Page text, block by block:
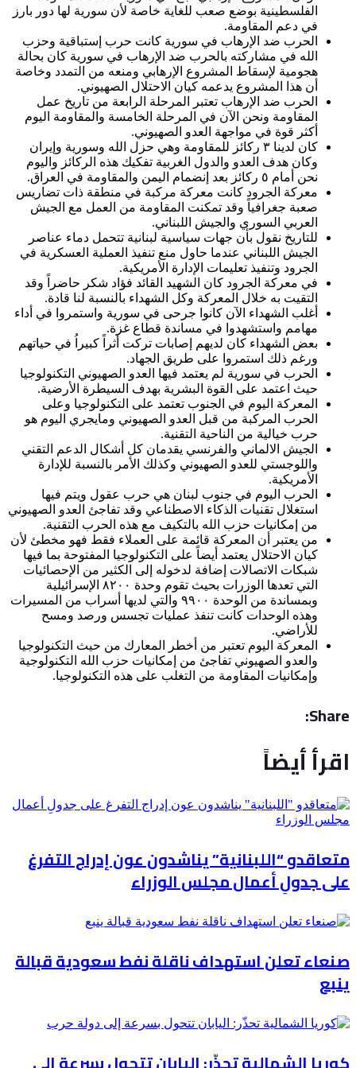
الفلسطينية بوضع صعب للغاية خاصة لأن سورية لها دور بارز
في دعم المقاومة.
الحرب ضد الإرهاب في سورية كانت حرب إستباقية وحزب
الله في مشاركته بالحرب ضد الإرهاب في سورية كان بحالة
هجومية لإسقاط المشروع الإرهابي ومنعه من التمدد وخاصة
أن هذا المشروع يدعمه كيان الاحتلال الصهيوني.
الحرب ضد الإرهاب تعتبر المرحلة الرابعة من تاريخ عمل
المقاومة ونحن الآن في المرحلة الخامسة والمقاومة اليوم
أكثر قوة في مواجهة العدو الصهيوني.
كان لدينا ٣ ركائز للمقاومة وهي حزل الله وسورية وإيران
وكان هدف العدو والدول الغربية تفكيك هذه الركائز واليوم
نحن أمام ٥ ركائز بعد إنضمام اليمن والمقاومة في العراق.
معركة الجرود كانت معركة مركبة في منطقة ذات تضاريس
صعبة جغرافياً وقد تمكنت المقاومة من العمل مع الجيش
العربي السوري والجيش اللبناني.
للتاريخ نقول بأن جهات سياسية لبنانية تتحمل دماء عناصر
الجيش اللبناني عندما حاول منع تنفيذ العملية العسكرية في
الجرود وتنفيذ تعليمات الإدارة الأمريكية.
في معركة الجرود كان الشهيد القائد فؤاد شكر حاضراً وقد
التقيت به خلال المعركة وكل الشهداء بالنسبة لنا قادة.
أغلب الشهداء الآن كانوا جرحى في سورية واستمروا في أداء
مهامم واستشهدوا في مساندة قطاع غزة.
بعض الشهداء كان لديهم إصابات تركت أثراً كبيراُ في حياتهم
ورغم ذلك استمروا على طريق الجهاد.
الحرب في سورية لم يعتمد فيها العدو الصهيوني التكنولوجيا
حيث اعتمد على القوة البشرية بهدف السيطرة الأرضية.
المعركة اليوم في الجنوب تعتمد على التكنولوجيا وعلى
الحرب المركبة من قبل العدو الصهيوني ومايجري اليوم هو
حرب خيالية من الناحية التقنية.
الجيش الالماني والفرنسي يقدمان كل أشكال الدعم التقني
واللوجستي للعدو الصهيوني وكذلك الأمر بالنسبة للإدارة
الأمريكية.
الحرب اليوم في جنوب لبنان هي حرب عقول ويتم فيها
استغلال تقنيات الذكاء الاصطناعي وقد تفاجئ العدو الصهيوني
من إمكانيات حزب الله بالتكيف مع هذه الحرب التقنية.
من يعتبر أن المعركة قائمة على العملاء فقط فهو مخطئ لأن
كيان الاحتلال يعتمد أيضاً على التكنولوجيا المفتوحة بما فيها
شبكات الاتصالات إضافة لدخوله إلى الكثير من الإحصائيات
التي تعدها الوزرات بحيث تقوم وحدة ٨٢٠٠ الإسرائيلية
وبمساندة من الوحدة ٩٩٠٠ والتي لديها أسراب من المسيرات
وهذه الوحدات كانت تنفذ عمليات تجسس ورصد ومسح
للأراضي.
المعركة اليوم تعتبر من أخطر المعارك من حيث التكنولوجيا
والعدو الصهيوني تفاجئ من إمكانيات حزب الله التكنولوجية
وإمكانيات المقاومة من التغلب على هذه التكنولوجيا.
Share:
اقرأ أيضاً
متعاقدو “اللبنانية” يناشدون عون إدراج التفرغ
على جدولِ أعمال مجلس الوزراء
صنعاء تعلن استهداف ناقلة نفط سعودية قبالة
ينبع